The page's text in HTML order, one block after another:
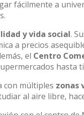
fácilmente a
y vida social.
a precios
el Centro
hasta
con múltiples zonas
al aire libre,